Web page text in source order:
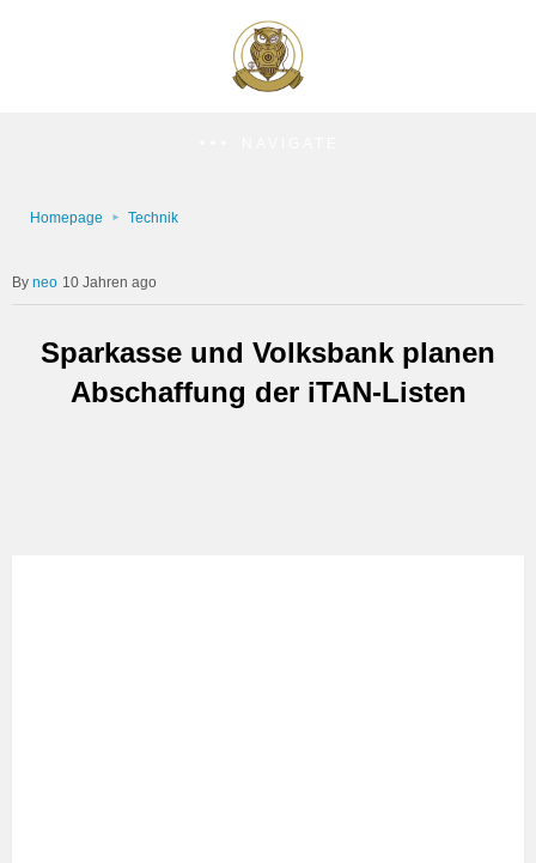
Homepage Technik
neo 10 Jahren ago
Sparkasse und Volksbank planen
Abschaffung der iTAN-Listen